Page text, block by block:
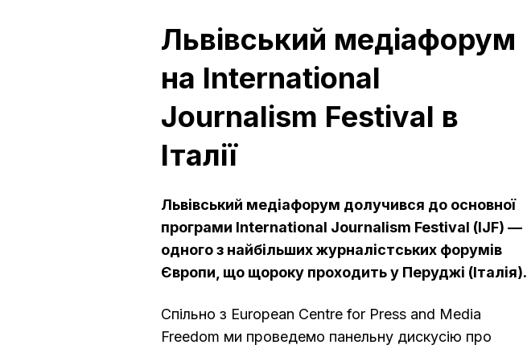
Львівський медіафорум
на International
Journalism Festival в
Італії
Львівський медіафорум долучився до основної
програми International Journalism Festival (IJF) —
одного з найбільших журналістських форумів
Європи, що щороку проходить у Перуджі (Італія).
Спільно з European Centre for Press and Media
Freedom ми проведемо панельну дискусію про